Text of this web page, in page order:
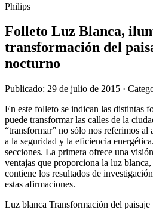
Philips
Folleto Luz Blanca,
transformación del
nocturno
Publicado: 29 de julio de 2015 ·
En este folleto se indican las distintas
puede transformar las calles de la
“transformar” no sólo nos referimos al
a la seguridad y la eficiencia
secciones. La primera ofrece una
ventajas que proporciona la luz
contiene los resultados de
estas afirmaciones.
Luz blanca Transformación del